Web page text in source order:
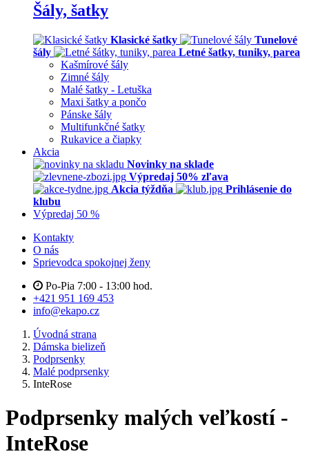
Šály, šatky
Klasické šatky
Tunelové
šály
Letné šatky, tuniky, parea
Kašmírové šály
Zimné šály
Malé šatky - Letuška
Maxi šatky a pončo
Pánske šály
Multifunkčné šatky
Rukavice a čiapky
Akcia
Novinky na sklade
Výpredaj 50% zľava
Akcia týždňa
Prihlásenie do
klubu
Výpredaj 50 %
Kontakty
O nás
Sprievodca spokojnej ženy
Po-Pia 7:00 - 13:00 hod.
+421 951 169 453
info@ekapo.cz
Úvodná strana
Dámska bielizeň
Podprsenky
Malé podprsenky
InteRose
Podprsenky malých veľkostí -
InteRose